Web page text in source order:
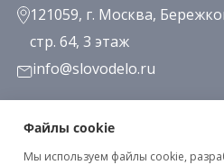
121059, г. Москва,
стр. 64, 3 этаж
info@slovodelo.ru
Заказать звонок
Файлы cookie
Мы используем файлы cookie,